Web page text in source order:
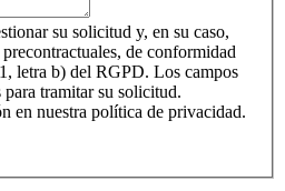
su solicitud y, en su caso,
de conformidad
letra b) del RGPD. Los campos
tramitar su solicitud.
en nuestra política de privacidad.